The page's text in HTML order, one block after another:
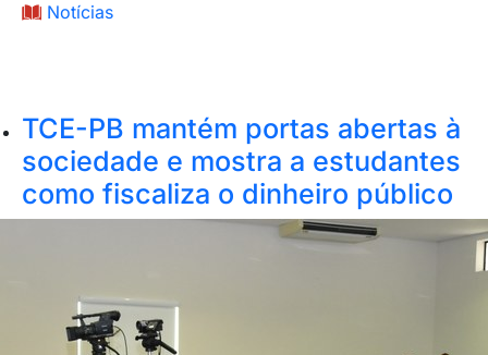
Notícias
TCE-PB mantém portas abertas à
sociedade e mostra a estudantes
como fiscaliza o dinheiro público